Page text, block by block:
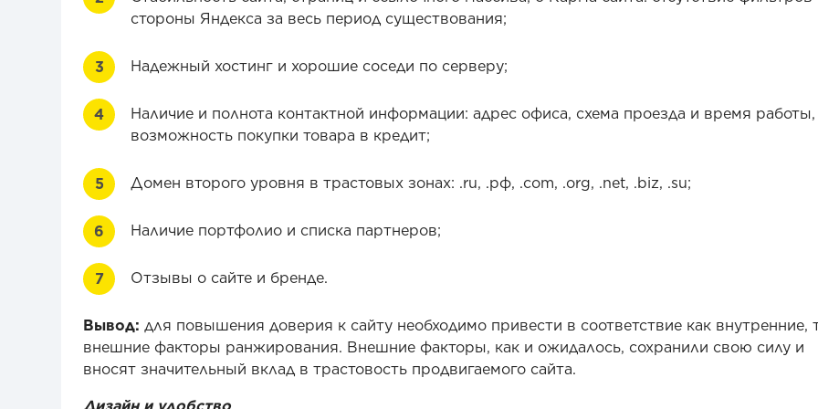
стороны Яндекса за весь период существования;
Надежный хостинг и хорошие соседи по серверу;
Наличие и полнота контактной информации: адрес офиса, схема проезда и время работы,
возможность покупки товара в кредит;
Домен второго уровня в трастовых зонах: .ru, .рф, .com, .org, .net, .biz, .su;
Наличие портфолио и списка партнеров;
Отзывы о сайте и бренде.
Вывод: для повышения доверия к сайту необходимо привести в соответствие как внутренние,
внешние факторы ранжирования. Внешние факторы, как и ожидалось, сохранили свою силу и
вносят значительный вклад в трастовость продвигаемого сайта.